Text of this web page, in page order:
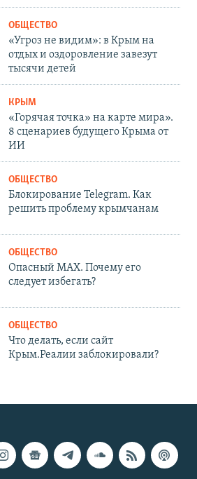
ОБЩЕСТВО
«Угроз не видим»: в Крым на
отдых и оздоровление завезут
тысячи детей
КРЫМ
«Горячая точка» на карте мира».
8 сценариев будущего Крыма от
ИИ
ОБЩЕСТВО
Блокирование Telegram. Как
решить проблему крымчанам
ОБЩЕСТВО
Опасный MAX. Почему его
следует избегать?
ОБЩЕСТВО
Что делать, если сайт
Крым.Реалии заблокировали?